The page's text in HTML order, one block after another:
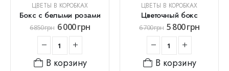
ЦВЕТЫ В КОРОБКАХ
Бокс с белыми розами
6 850грн 6 000грн
В корзину
ЦВЕТЫ В КОРОБКАХ
Цветочный бокс
6 700грн 5 800грн
В корзину